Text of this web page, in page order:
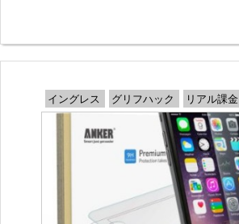
イングレス グリフハック リアル課金